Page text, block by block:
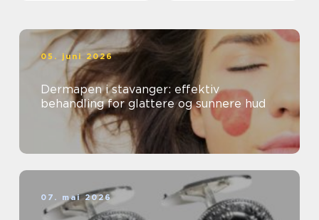
05. juni 2026
Dermapen i stavanger: effektiv
behandling for glattere og sunnere hud
07. mai 2026